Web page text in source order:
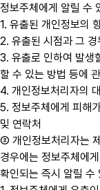
정보주체에게 알릴 수
1. 유출된 개인정보의
2. 유출된 시점과 그 경
3. 유출로 인하여 발생
할 수 있는 방법 등에
4. 개인정보처리자의
5. 정보주체에게 피해
및 연락처
② 개인정보처리자는
경우에는 정보주체에
확인되는 즉시 알릴 수